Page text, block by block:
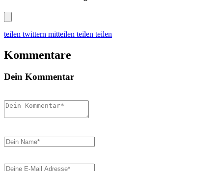
teilen twittern mitteilen teilen teilen
Kommentare
Dein Kommentar